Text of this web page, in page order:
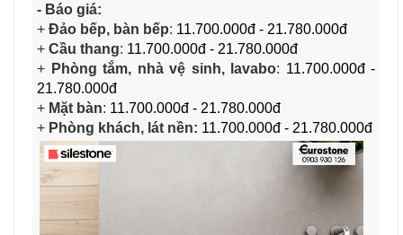
- Báo giá:
+ Đảo bếp, bàn bếp: 11.700.000đ - 21.780.000đ
+ Cầu thang: 11.700.000đ - 21.780.000đ
+ Phòng tắm, nhà vệ sinh, lavabo: 11.700.000đ -
21.780.000đ
+ Mặt bàn: 11.700.000đ - 21.780.000đ
+ Phòng khách, lát nền: 11.700.000đ - 21.780.000đ